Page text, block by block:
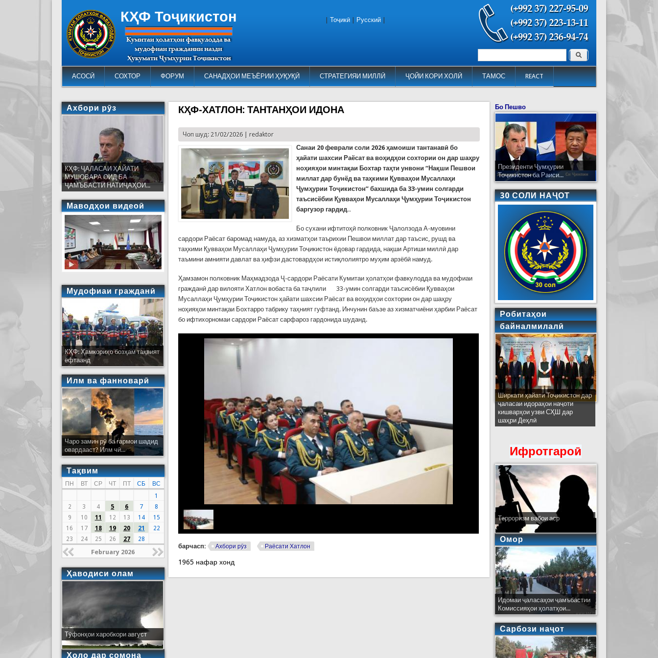
КҲФ Тоҷикистон
АСОСӢ СОХТОР ФОРУМ САНАДҲОИ МЕЪЁРИИ ҲУҚУҚӢ СТРАТЕГИЯИ МИЛЛӢ ҶОЙИ КОРИ ХОЛӢ ТАМОС REACT
Форма поиска Поиск
Тоҷикӣ Русский
КҲФ-ХАТЛОН: ТАНТАНҲОИ ИДОНА
Чоп шуд: 21/02/2026 |redaktor
Санаи 20 феврали соли 2026 ҳамоиши тантанавӣ бо
ҳайати шахсии Раёсат ва воҳидҳои сохтории он дар шаҳру
ноҳияҳои минтақаи Бохтар таҳти унвони “Нақши Пешвои
миллат дар бунёд ва таҳкими Қувваҳои Мусаллаҳи
Ҷумҳурии Тоҷикистон” бахшида ба 33-умин солгарди
таъсисёбии Қувваҳои Мусаллаҳи Ҷумҳурии Тоҷикистон
баргузор гардид..
Бо сухани ифтитоҳӣ полковник Ҷалолзода А-муовини
сардори Раёсат баромад намуда, аз хизматҳои таърихии Пешвои миллат дар таъсис, рушд ва
таҳкими Қувваҳои Мусаллаҳи Ҷумҳурии Тоҷикистон ёдовар гардида, нақши Артиши миллӣ дар
таъмини амнияти давлат ва ҳифзи дастовардҳои истиқлолиятро муҳим арзёбӣ намуд.
Ҳамзамон полковник Маҳмадзода Ҷ-сардори Раёсати Кумитаи ҳолатҳои фавкулодда ва мудофиаи
гражданӣ дар вилояти Хатлон вобаста ба таҷлили 33-умин солгарди таъсисёбии Қувваҳои
Мусаллаҳи Ҷумҳурии Тоҷикистон ҳайати шахсии Раёсат ва воҳидҳои сохтории он дар шаҳру
ноҳияҳои минтақаи Бохтарро табрику таҳният гуфтанд. Инчунин баъзе аз хизматчиёни ҳарбии Раёсат
бо ифтихорномаи сардори Раёсат сарфароз гардонида шуданд.
барчасп: Ахбори рӯз Раёсати Хатлон
1965 нафар хонд
Ахбори рӯз
КҲФ: ҶАЛАСАИ ҲАЙАТИ
МУШОВАРА ОИД БА
ҶАМЪБАСТИ НАТИҶАҲОИ...
Маводҳои видеоӣ
Мудофиаи гражданӣ
КҲФ: Ҳамкориҳо бозҳам тақвият
ёфтаанд
Илм ва фанноварӣ
Чаро замин рӯ ба гармои шадид
овардааст? Илм чӣ...
Тақвим
ПН ВТ СР ЧТ ПТ СБ
ВС
1
2
3 4 5 6 7
8
9
10 11 12 13 14
15
16
17 18 19 20 21
22
23
24 25 26 27 28
February 2026
Ҳаводиси олам
Тӯфонҳои харобкори август
Ҳоло дар сомона
Бо Пешво
Президенти Ҷумҳурии
Тоҷикистон ба Раиси...
30 СОЛИ НАҶОТ
Робитаҳои
байналмилалӣ
Ширкати ҳайати Тоҷикистон дар
ҷаласаи идораҳои наҷоти
кишварҳои узви СҲШ дар
шаҳри Деҳлӣ
Ифротгароӣ
Терроризм вабои аср
Омор
Идомаи ҷаласаҳои ҷамъбастии
Комиссияҳои ҳолатҳои...
Сарбози наҷот